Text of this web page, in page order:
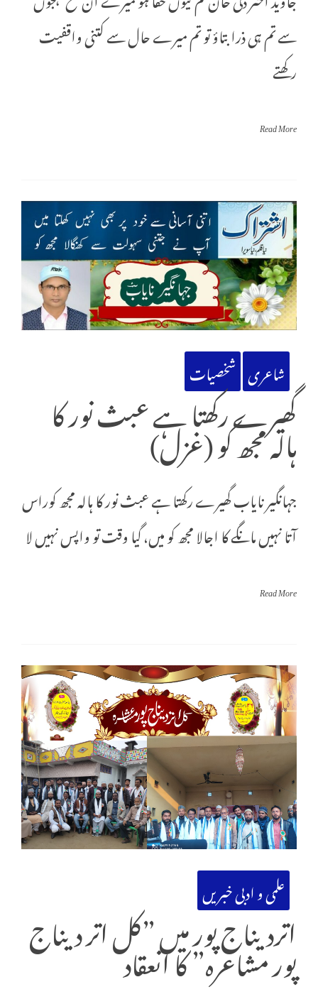
سے تم ہی ذرا بتاؤ تو تم میرے حال سے کتنی واقفیت
رکھتے
Read More
شاعری شخصیات
گھیرے رکھتا ہے عبث نور کا
ہالہ مجھ کو (غزل)
جہانگیر نایاب گھیرے رکھتا ہے عبث نور کا ہالہ مجھ کوراس
آتا نہیں مانگے کا اجالا مجھ کو میں، گیا وقت تو واپس نہیں لا
Read More
علمی و ادبی خبریں
اتردیناج پور میں ”کل اتر دیناج
پور مشاعرہ” کا انعقاد